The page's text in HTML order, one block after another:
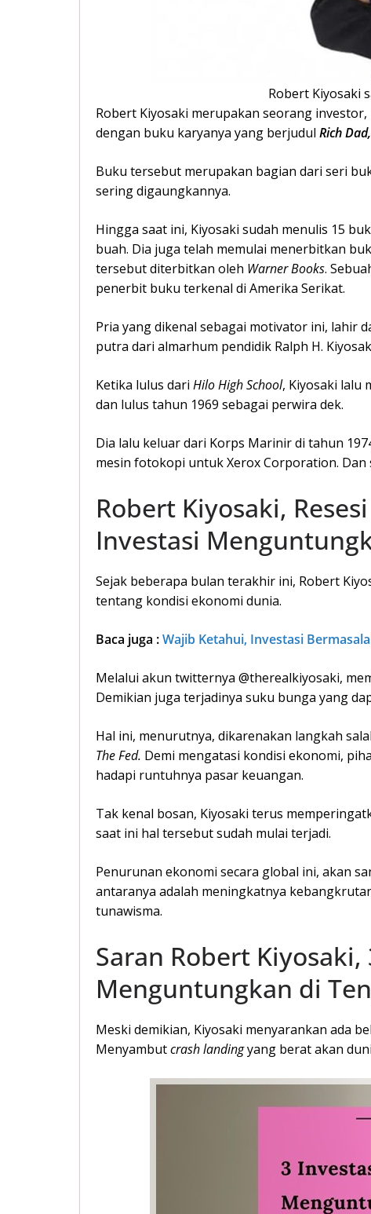
Robert Kiyosaki
Robert Kiyosaki merupakan seorang
dengan buku karyanya yang berjudul Rich
Buku tersebut merupakan bagian dari seri
sering digaungkannya.
Hingga saat ini, Kiyosaki sudah menulis 15
buah. Dia juga telah memulai menerbitkan
tersebut diterbitkan oleh Warner Books.
penerbit buku terkenal di Amerika Serikat.
Pria yang dikenal sebagai motivator ini, lahir
putra dari almarhum pendidik Ralph H.
Ketika lulus dari Hilo High School, Kiyosaki lalu
dan lulus tahun 1969 sebagai perwira dek.
Dia lalu keluar dari Korps Marinir di tahun
mesin fotokopi untuk Xerox Corporation.
Robert Kiyosaki,
Investasi
Sejak beberapa bulan terakhir ini, Robert
tentang kondisi ekonomi dunia.
Baca juga :Wajib Ketahui, Investasi
Melalui akun twitternya @therealkiyosaki,
Demikian juga terjadinya suku bunga yang
Hal ini, menurutnya, dikarenakan langkah
The Fed. Demi mengatasi kondisi ekonomi,
hadapi runtuhnya pasar keuangan.
Tak kenal bosan, Kiyosaki terus
saat ini hal tersebut sudah mulai terjadi.
Penurunan ekonomi secara global ini, akan
antaranya adalah meningkatnya
tunawisma.
Saran Robert Kiyosaki,
Menguntungkan di
Meski demikian, Kiyosaki menyarankan ada
Menyambutcrash landingyang berat akan